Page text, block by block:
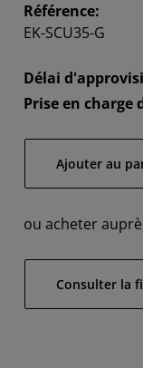
Référence:
EK-SCU35-G
Délai
Prise en charge
Ajouter au
ou acheter
Consulter la